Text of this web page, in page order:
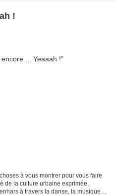
!
à vous montrer pour vous faire
de la culture urbaine exprimée,
à travers la danse, la musique et